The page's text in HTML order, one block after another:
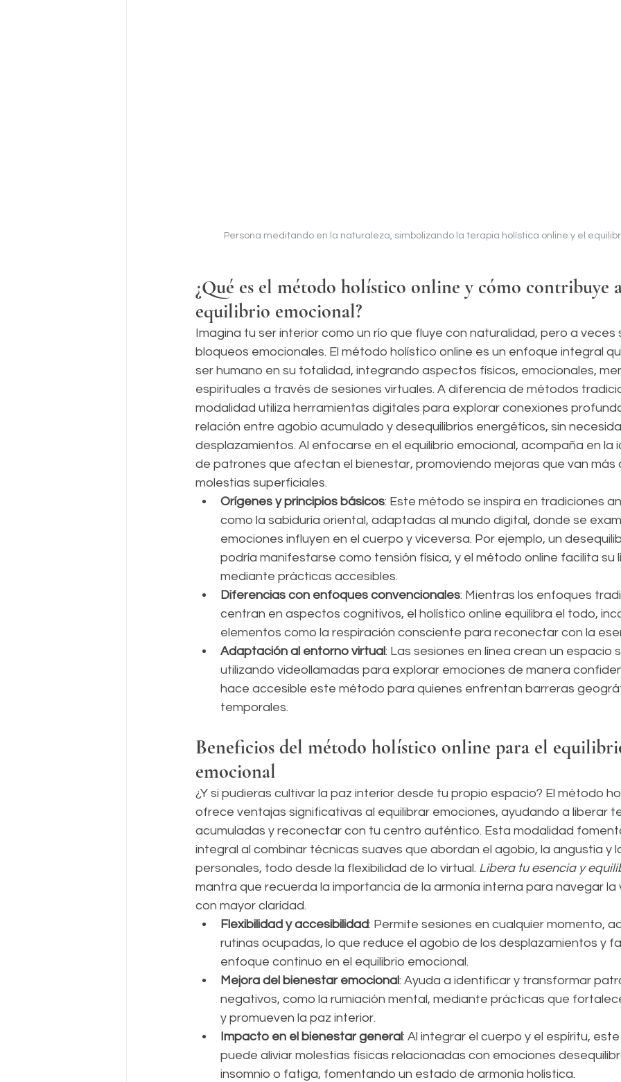
Persona meditando en la naturaleza, simbolizando la terapia holística online y el
¿Qué es el método holístico online y cómo contribuye
equilibrio emocional?
Imagina tu ser interior como un río que fluye con naturalidad, pero a
bloqueos emocionales. El método holístico online es un enfoque integral
ser humano en su totalidad, integrando aspectos físicos, emocionales,
espirituales a través de sesiones virtuales. A diferencia de métodos
modalidad utiliza herramientas digitales para explorar conexiones
relación entre agobio acumulado y desequilibrios energéticos, sin
desplazamientos. Al enfocarse en el equilibrio emocional, acompaña en la
de patrones que afectan el bienestar, promoviendo mejoras que van más
molestias superficiales.
Orígenes y principios básicos: Este método se inspira en tradiciones
como la sabiduría oriental, adaptadas al mundo digital, donde se
emociones influyen en el cuerpo y viceversa. Por ejemplo, un
podría manifestarse como tensión física, y el método online facilita su
mediante prácticas accesibles.
Diferencias con enfoques convencionales: Mientras los enfoques
centran en aspectos cognitivos, el holístico online equilibra el todo,
elementos como la respiración consciente para reconectar con la
Adaptación al entorno virtual: Las sesiones en línea crean un espacio
utilizando videollamadas para explorar emociones de manera
hace accesible este método para quienes enfrentan barreras
temporales.
Beneficios del método holístico online para el
emocional
¿Y si pudieras cultivar la paz interior desde tu propio espacio? El método
ofrece ventajas significativas al equilibrar emociones, ayudando a liberar
acumuladas y reconectar con tu centro auténtico. Esta modalidad
integral al combinar técnicas suaves que abordan el agobio, la angustia y
personales, todo desde la flexibilidad de lo virtual. Libera tu esencia y
mantra que recuerda la importancia de la armonía interna para navegar la
con mayor claridad.
Flexibilidad y accesibilidad: Permite sesiones en cualquier momento,
rutinas ocupadas, lo que reduce el agobio de los desplazamientos y
enfoque continuo en el equilibrio emocional.
Mejora del bienestar emocional: Ayuda a identificar y transformar
negativos, como la rumiación mental, mediante prácticas que
y promueven la paz interior.
Impacto en el bienestar general: Al integrar el cuerpo y el espíritu,
puede aliviar molestias físicas relacionadas con emociones
insomnio o fatiga, fomentando un estado de armonía holística.